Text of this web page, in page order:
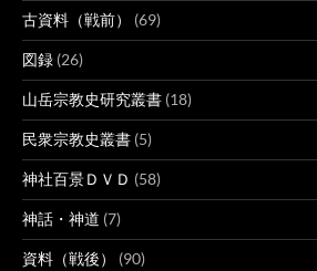
古資料（戦前） (69)
図録 (26)
山岳宗教史研究叢書 (18)
民衆宗教史叢書 (5)
神社百景ＤＶＤ (58)
神話・神道 (7)
資料（戦後） (90)